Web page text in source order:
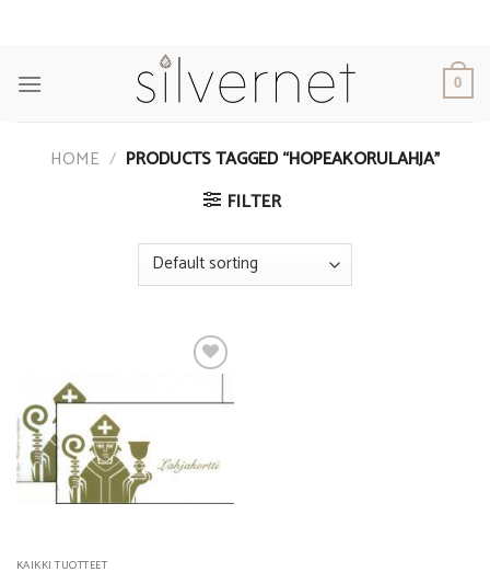
0
HOME / PRODUCTS TAGGED “HOPEAKORULAHJA”
FILTER
KAIKKI TUOTTEET